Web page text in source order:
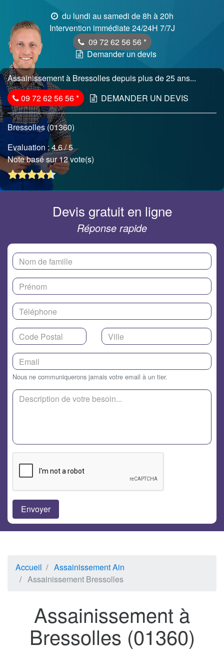
du lundi au samedi de 8h à 20h
Intervention immédiate 24/24H 7/7J
09 72 62 56 56 *
Demander un devis
Assainissement à Bressolles depuis plus de 25 ans...
09 72 62 56 56* DEMANDER UN DEVIS
Bressolles (01360)
Evaluation :4.6/ 5
Note basé sur 12 vote(s)
Devis gratuit en ligne
Réponse rapide
Nous ne communiquerons jamais votre email à un tier.
Accueil
Assainissement Ain
Assainissement Bressolles
Assainissement à
Bressolles (01360)